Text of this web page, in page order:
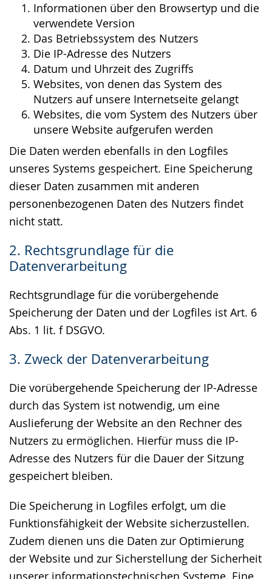
Informationen über den Browsertyp und die
verwendete Version
Das Betriebssystem des Nutzers
Die IP-Adresse des Nutzers
Datum und Uhrzeit des Zugriffs
Websites, von denen das System des
Nutzers auf unsere Internetseite gelangt
Websites, die vom System des Nutzers über
unsere Website aufgerufen werden
Die Daten werden ebenfalls in den Logfiles
unseres Systems gespeichert. Eine Speicherung
dieser Daten zusammen mit anderen
personenbezogenen Daten des Nutzers findet
nicht statt.
2. Rechtsgrundlage für die
Datenverarbeitung
Rechtsgrundlage für die vorübergehende
Speicherung der Daten und der Logfiles ist Art. 6
Abs. 1 lit. f DSGVO.
3. Zweck der Datenverarbeitung
Die vorübergehende Speicherung der IP-Adresse
durch das System ist notwendig, um eine
Auslieferung der Website an den Rechner des
Nutzers zu ermöglichen. Hierfür muss die IP-
Adresse des Nutzers für die Dauer der Sitzung
gespeichert bleiben.
Die Speicherung in Logfiles erfolgt, um die
Funktionsfähigkeit der Website sicherzustellen.
Zudem dienen uns die Daten zur Optimierung
der Website und zur Sicherstellung der Sicherheit
unserer informationstechnischen Systeme. Eine